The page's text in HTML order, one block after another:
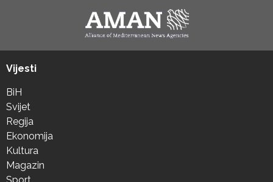
Vijesti
BiH
Svijet
Regija
Ekonomija
Kultura
Magazin